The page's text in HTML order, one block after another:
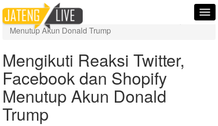
Home
Berita
Mengikuti Reaksi Twitter, Facebook dan Shopify
Menutup Akun Donald Trump
Mengikuti Reaksi Twitter,
Facebook dan Shopify
Menutup Akun Donald
Trump